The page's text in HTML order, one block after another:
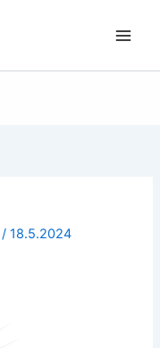
/18.5.2024